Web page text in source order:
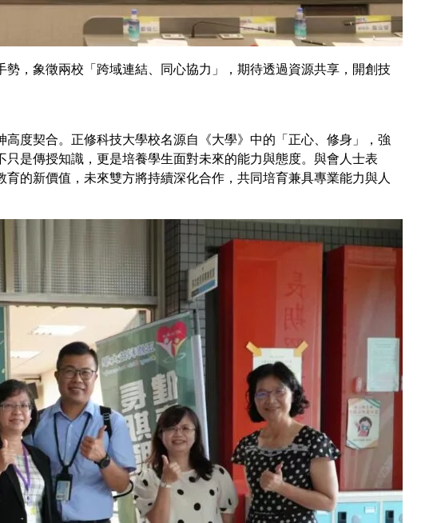
，象徵兩校「跨域連結、同心協力」，期待透過資源共享，開創技
度契合。正修科技大學校名源自《大學》中的「正心、修身」，強
是傳授知識，更是培養學生面對未來的能力與態度。與會人士表
的新價值，未來雙方將持續深化合作，共同培育兼具專業能力與人